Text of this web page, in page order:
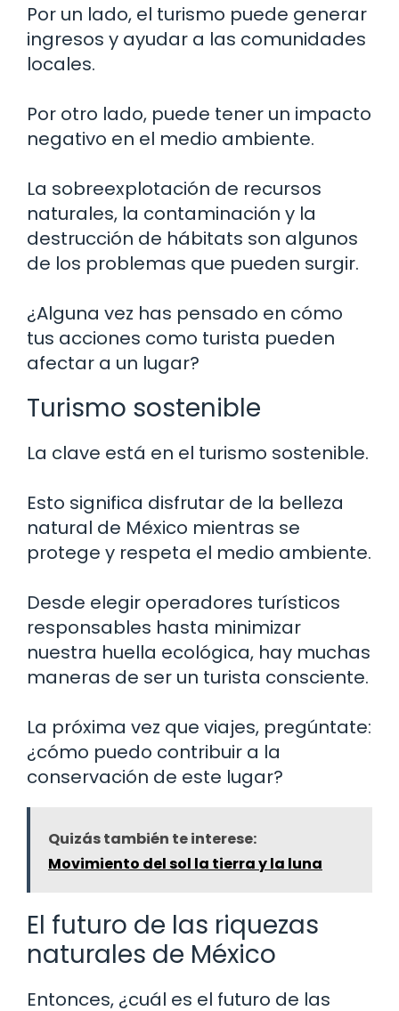
Por un lado, el turismo puede generar
ingresos y ayudar a las comunidades
locales.
Por otro lado, puede tener un impacto
negativo en el medio ambiente.
La sobreexplotación de recursos
naturales, la contaminación y la
destrucción de hábitats son algunos
de los problemas que pueden surgir.
¿Alguna vez has pensado en cómo
tus acciones como turista pueden
afectar a un lugar?
Turismo sostenible
La clave está en el turismo sostenible.
Esto significa disfrutar de la belleza
natural de México mientras se
protege y respeta el medio ambiente.
Desde elegir operadores turísticos
responsables hasta minimizar
nuestra huella ecológica, hay muchas
maneras de ser un turista consciente.
La próxima vez que viajes, pregúntate:
¿cómo puedo contribuir a la
conservación de este lugar?
Quizás también te interese:
Movimiento del sol la tierra y la luna
El futuro de las riquezas
naturales de México
Entonces, ¿cuál es el futuro de las